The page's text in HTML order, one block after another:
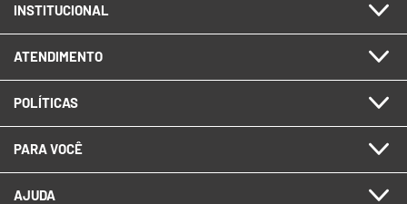
INSTITUCIONAL
ATENDIMENTO
POLÍTICAS
PARA VOCÊ
AJUDA